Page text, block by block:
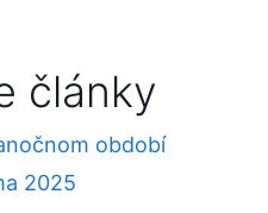
články
období
2025